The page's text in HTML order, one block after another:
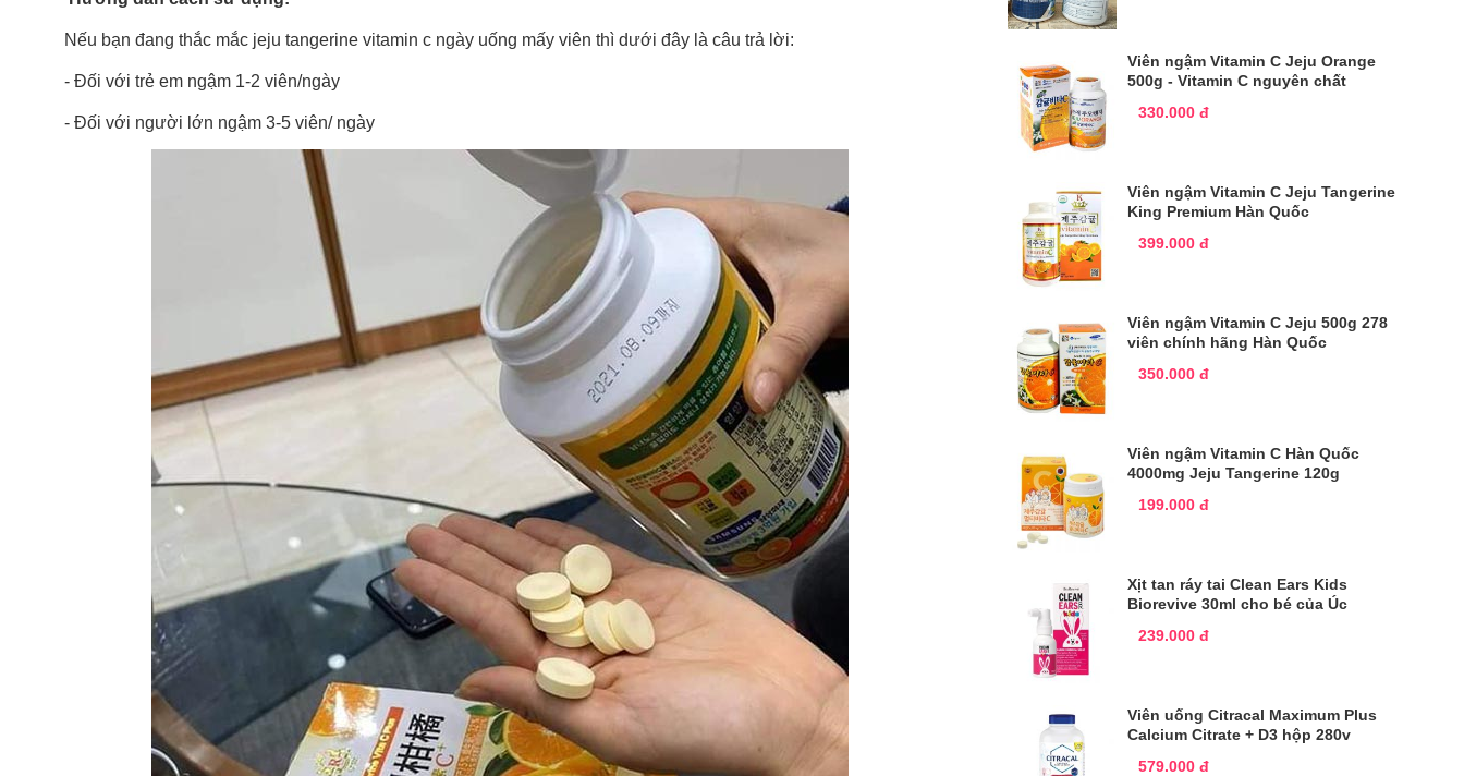
Nếu bạn đang thắc mắc jeju tangerine vitamin c ngày uống mấy viên thì dưới đây là câu trả lời:
- Đối với trẻ em ngậm 1-2 viên/ngày
- Đối với người lớn ngậm 3-5 viên/ ngày
Viên ngậm Vitamin C Jeju Orange
500g - Vitamin C nguyên chất
330.000 đ
Viên ngậm Vitamin C Jeju Tangerine
King Premium Hàn Quốc
399.000 đ
Viên ngậm Vitamin C Jeju 500g 278
viên chính hãng Hàn Quốc
350.000 đ
Viên ngậm Vitamin C Hàn Quốc
4000mg Jeju Tangerine 120g
199.000 đ
Xịt tan ráy tai Clean Ears Kids
Biorevive 30ml cho bé của Úc
239.000 đ
Viên uống Citracal Maximum Plus
Calcium Citrate + D3 hộp 280v
579.000 đ